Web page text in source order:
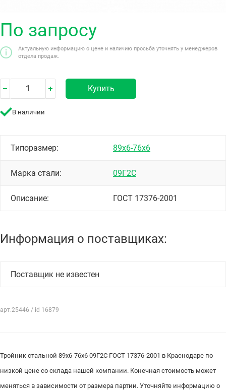
По запросу
Актуальную информацию о цене и наличию просьба уточнять у менеджеров
отдела продаж.
Купить
В наличии
Типоразмер: 89х6-76х6
Марка стали: 09Г2С
Описание: ГОСТ 17376-2001
Информация о поставщиках:
Поставщик не известен
арт.25446 / id 16879
Тройник стальной 89х6-76х6 09Г2С ГОСТ 17376-2001 в Краснодаре по
низкой цене со склада нашей компании. Конечная стоимость может
меняться в зависимости от размера партии. Уточняйте информацию о